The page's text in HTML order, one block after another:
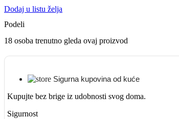
Dodaj u listu želja
Podeli
18 osoba trenutno gleda ovaj proizvod
Sigurna kupovina od kuće
Kupujte bez brige iz udobnosti svog doma.
Sigurnost